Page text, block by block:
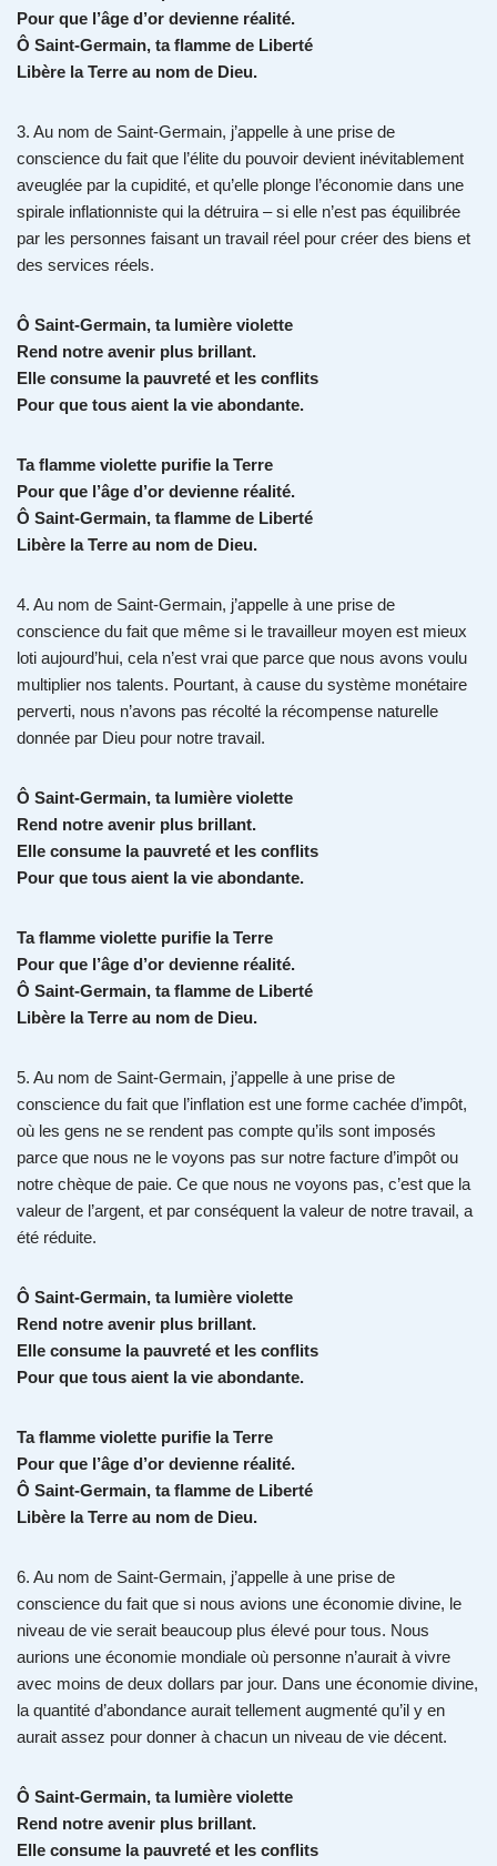
Pour que l’âge d’or devienne réalité.
Ô Saint-Germain, ta flamme de Liberté
Libère la Terre au nom de Dieu.
3. Au nom de Saint-Germain, j’appelle à une prise de
conscience du fait que l’élite du pouvoir devient inévitablement
aveuglée par la cupidité, et qu’elle plonge l’économie dans une
spirale inflationniste qui la détruira – si elle n’est pas équilibrée
par les personnes faisant un travail réel pour créer des biens et
des services réels.
Ô Saint-Germain, ta lumière violette
Rend notre avenir plus brillant.
Elle consume la pauvreté et les conflits
Pour que tous aient la vie abondante.
Ta flamme violette purifie la Terre
Pour que l’âge d’or devienne réalité.
Ô Saint-Germain, ta flamme de Liberté
Libère la Terre au nom de Dieu.
4. Au nom de Saint-Germain, j’appelle à une prise de
conscience du fait que même si le travailleur moyen est mieux
loti aujourd’hui, cela n’est vrai que parce que nous avons voulu
multiplier nos talents. Pourtant, à cause du système monétaire
perverti, nous n’avons pas récolté la récompense naturelle
donnée par Dieu pour notre travail.
Ô Saint-Germain, ta lumière violette
Rend notre avenir plus brillant.
Elle consume la pauvreté et les conflits
Pour que tous aient la vie abondante.
Ta flamme violette purifie la Terre
Pour que l’âge d’or devienne réalité.
Ô Saint-Germain, ta flamme de Liberté
Libère la Terre au nom de Dieu.
5. Au nom de Saint-Germain, j’appelle à une prise de
conscience du fait que l’inflation est une forme cachée d’impôt,
où les gens ne se rendent pas compte qu’ils sont imposés
parce que nous ne le voyons pas sur notre facture d’impôt ou
notre chèque de paie. Ce que nous ne voyons pas, c’est que la
valeur de l’argent, et par conséquent la valeur de notre travail, a
été réduite.
Ô Saint-Germain, ta lumière violette
Rend notre avenir plus brillant.
Elle consume la pauvreté et les conflits
Pour que tous aient la vie abondante.
Ta flamme violette purifie la Terre
Pour que l’âge d’or devienne réalité.
Ô Saint-Germain, ta flamme de Liberté
Libère la Terre au nom de Dieu.
6. Au nom de Saint-Germain, j’appelle à une prise de
conscience du fait que si nous avions une économie divine, le
niveau de vie serait beaucoup plus élevé pour tous. Nous
aurions une économie mondiale où personne n’aurait à vivre
avec moins de deux dollars par jour. Dans une économie divine,
la quantité d’abondance aurait tellement augmenté qu’il y en
aurait assez pour donner à chacun un niveau de vie décent.
Ô Saint-Germain, ta lumière violette
Rend notre avenir plus brillant.
Elle consume la pauvreté et les conflits